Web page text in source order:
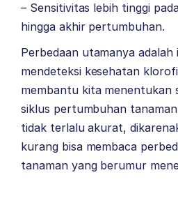
– Sensitivitas lebih tinggi
hingga akhir pertumbuhan.
Perbedaan utamanya adalah
mendeteksi kesehatan
membantu kita menentukan
siklus pertumbuhan
tidak terlalu akurat,
kurang bisa membaca
tanaman yang berumur